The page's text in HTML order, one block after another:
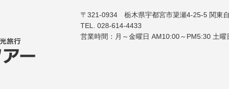
〒321-0934 栃木県宇都宮市簗瀬4-25-5 関東
TEL. 028-614-4433
営業時間：月～金曜日 AM10:00～PM5:30 土